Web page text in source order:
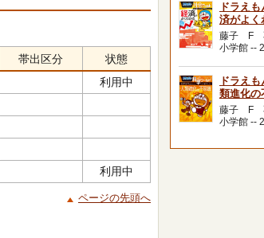
帯出区分
状態
利用中
利用中
ページの先頭へ
ドラえ
済がよく
藤子 F
小学館 --
ドラえ
類進化の
藤子 F
小学館 --